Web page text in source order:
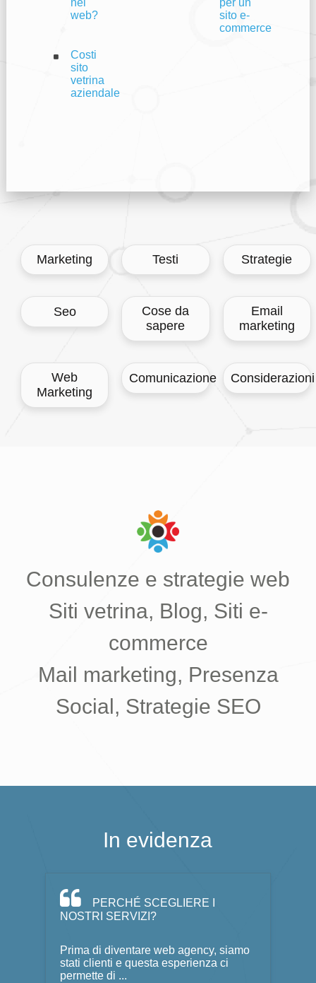
web?
sito e-
commerce
Costi
sito
vetrina
aziendale
Marketing Testi Strategie
Seo
Cose da
sapere
Email
marketing
Web
Marketing
Comunicazione Considerazioni
Consulenze e strategie web
Siti vetrina, Blog, Siti e-
commerce
Mail marketing, Presenza
Social, Strategie SEO
In evidenza
PERCHÉ SCEGLIERE I
NOSTRI SERVIZI?
Prima di diventare web agency, siamo
stati clienti e questa esperienza ci
permette di ...